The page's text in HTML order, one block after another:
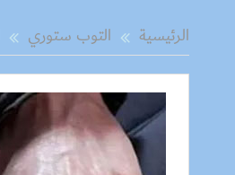
الرئيسية التوب ستوري